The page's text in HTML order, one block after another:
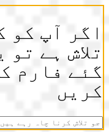
اگر آپ کو
تلاش ہے
گئے فارم
کریں